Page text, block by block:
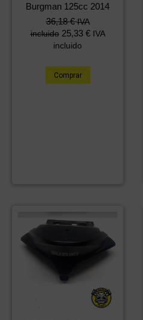
Burgman 125cc 2014
36,18€ IVA
incluido 25,33 € IVA
incluido
Comprar